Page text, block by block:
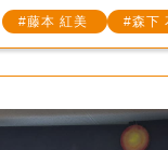
藤本 紅美 森下